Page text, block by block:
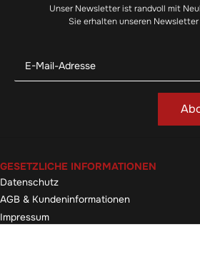
Unser Newsletter ist randvoll mit
Sie erhalten unseren Newsletter
GESETZLICHE INFORMATIONEN
Datenschutz
AGB & Kundeninformationen
Impressum